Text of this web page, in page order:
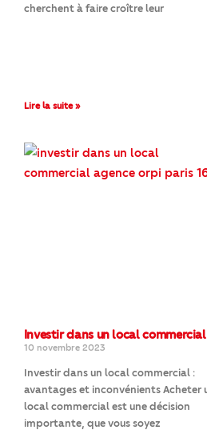
cherchent à faire croître leur
Lire la suite »
Investir dans un local commercial
10 novembre 2023
Investir dans un local commercial :
avantages et inconvénients Acheter
local commercial est une décision
importante, que vous soyez